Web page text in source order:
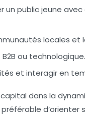
un public jeune
locales et
ou technologique.
et interagir en
dans la